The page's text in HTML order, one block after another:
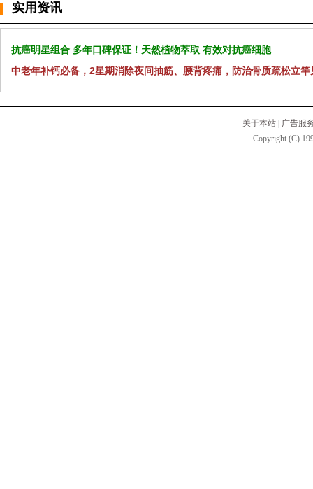
实用资讯
抗癌明星组合 多年口碑保证！天然植物萃取 有效对抗癌细胞
中老年补钙必备，2星期消除夜间抽筋、腰背疼痛，防治骨质疏松立竿
关于本站
广告服
Copyright (C)